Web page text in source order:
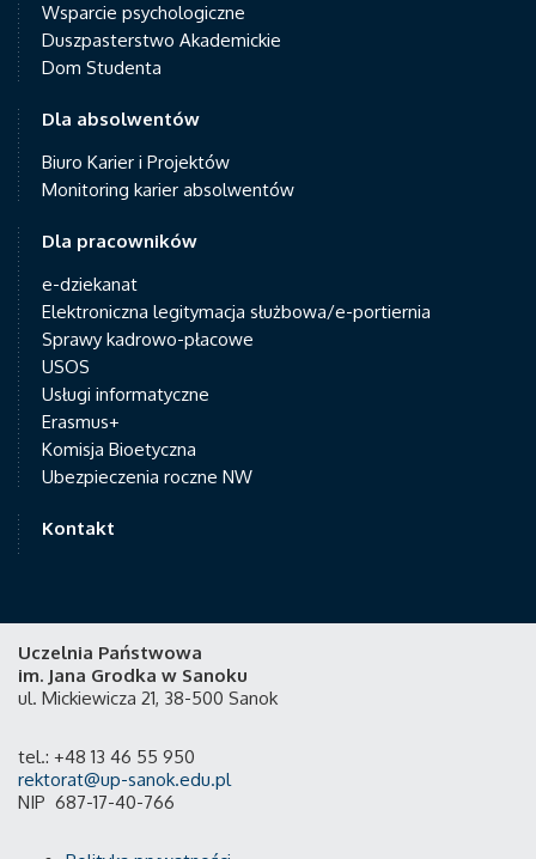
Wsparcie psychologiczne
Duszpasterstwo Akademickie
Dom Studenta
Dla absolwentów
Biuro Karier i Projektów
Monitoring karier absolwentów
Dla pracowników
e-dziekanat
Elektroniczna legitymacja służbowa/e-portiernia
Sprawy kadrowo-płacowe
USOS
Usługi informatyczne
Erasmus+
Komisja Bioetyczna
Ubezpieczenia roczne NW
Kontakt
Uczelnia Państwowa
im. Jana Grodka w Sanoku
ul. Mickiewicza 21, 38-500 Sanok
tel.: +48 13 46 55 950
rektorat@up-sanok.edu.pl
NIP 687-17-40-766